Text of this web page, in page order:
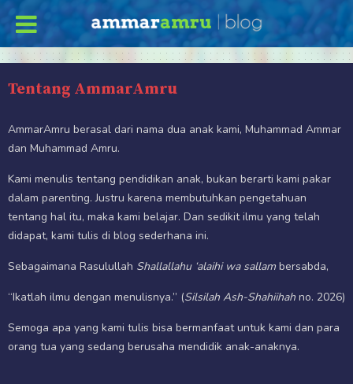
Tentang AmmarAmru
AmmarAmru berasal dari nama dua anak kami, Muhammad Ammar
dan Muhammad Amru.
Kami menulis tentang pendidikan anak, bukan berarti kami pakar
dalam parenting. Justru karena membutuhkan pengetahuan
tentang hal itu, maka kami belajar. Dan sedikit ilmu yang telah
didapat, kami tulis di blog sederhana ini.
Sebagaimana Rasulullah Shallallahu ‘alaihi wa sallam bersabda,
“Ikatlah ilmu dengan menulisnya.” (Silsilah Ash-Shahiihah no. 2026)
Semoga apa yang kami tulis bisa bermanfaat untuk kami dan para
orang tua yang sedang berusaha mendidik anak-anaknya.